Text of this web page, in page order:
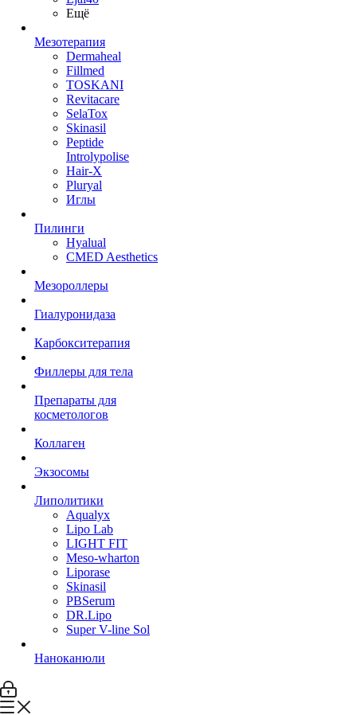
Ещё
Мезотерапия
Dermaheal
Fillmed
TOSKANI
Revitacare
SelaTox
Skinasil
Peptide
Introlypolise
Hair-X
Pluryal
Иглы
Пилинги
Hyalual
CMED Aesthetics
Мезороллеры
Гиалуронидаза
Карбокситерапия
Филлеры для тела
Препараты для
косметологов
Коллаген
Экзосомы
Липолитики
Aqualyx
Lipo Lab
LIGHT FIT
Meso-wharton
Liporase
Skinasil
PBSerum
DR.Lipo
Super V-line Sol
Наноканюли